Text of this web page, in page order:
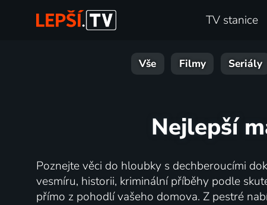
TV stanice
Vše Filmy Seriály
Nejlepší
Poznejte věci do hloubky s dechberoucími
vesmíru, historii, kriminální příběhy podle
přímo z pohodlí vašeho domova. Z pestré